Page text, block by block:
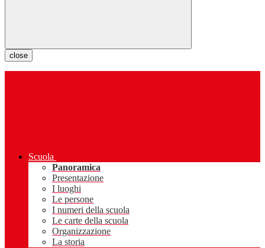
close
Scuola
Panoramica
Presentazione
I luoghi
Le persone
I numeri della scuola
Le carte della scuola
Organizzazione
La storia